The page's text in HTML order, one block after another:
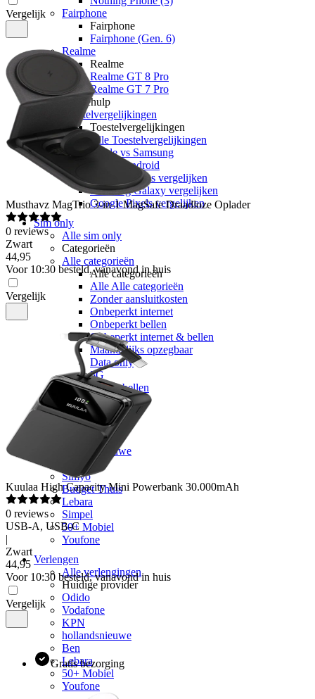
Fairphone
Fairphone
Fairphone (Gen. 6)
Realme
Realme
Realme GT 8 Pro
Realme GT 7 Pro
Keuzehulp
Toestelvergelijkingen
Toestelvergelijkingen
Alle Toestelvergelijkingen
Apple vs Samsung
iOS vs Android
Apple iPhones vergelijken
Samsung Galaxy vergelijken
Google Pixels vergelijken
Sim only
Alle sim only
Categorieën
Alle categorieën
Alle categorieën
Alle Alle categorieën
Zonder aansluitkosten
Onbeperkt internet
Onbeperkt bellen
Onbeperkt internet & bellen
Maandelijks opzegbaar
Data only
5G
Alleen bellen
Providers
Odido
Vodafone
hollandsnieuwe
Simyo
Budget Thuis
Lebara
Simpel
50+ Mobiel
Youfone
Verlengen
Alle verlengingen
Huidige provider
Odido
Vodafone
KPN
hollandsnieuwe
Ben
Lebara
50+ Mobiel
Youfone
Vergelijk
Musthavz MagTrio 3-in-1 MagSafe Draadloze Oplader
0 reviews
Zwart
44,95
Voor 10:30 besteld, vanavond in huis
Vergelijk
Kuulaa High Capacity Mini Powerbank 30.000mAh
0 reviews
USB-A, USB-C
|
Zwart
44,95
Voor 10:30 besteld, vanavond in huis
Vergelijk
Gratis bezorging